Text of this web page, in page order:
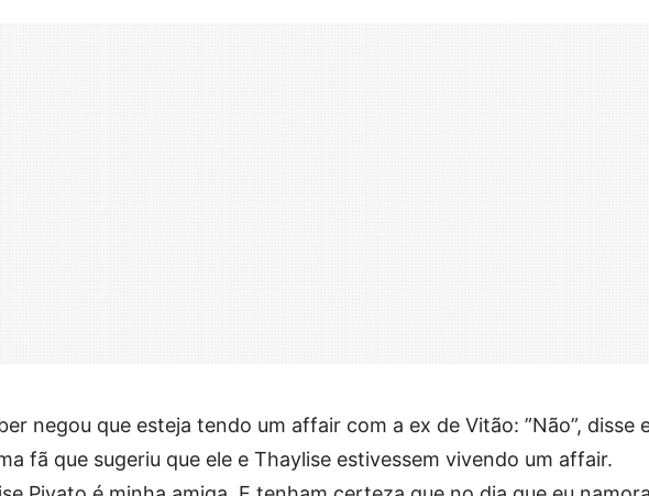
negou que esteja tendo um affair com a ex de Vitão: ”Não”, disse
fã que sugeriu que ele e Thaylise estivessem vivendo um affair.